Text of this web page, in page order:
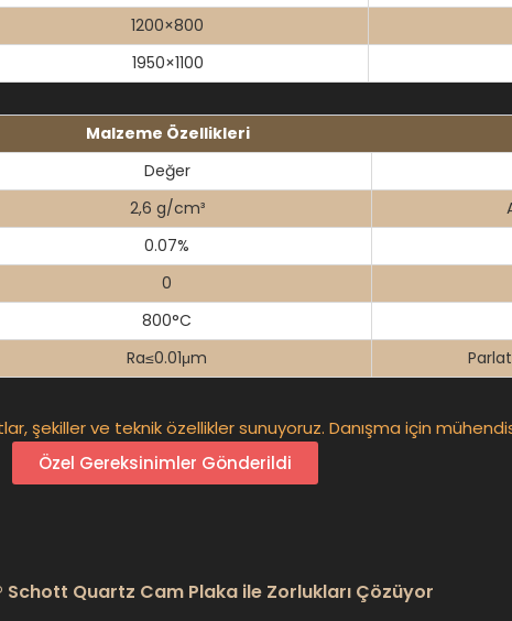
1200×800
1950×1100
Malzeme Özellikleri
Değer
2,6 g/cm³
0.07%
0
800°C
Ra≤0.01μm
şekiller ve teknik özellikler sunuyoruz. Danışma için
Özel Gereksinimler Gönderildi
Schott Quartz Cam Plaka ile Zorlukları Çözüyor